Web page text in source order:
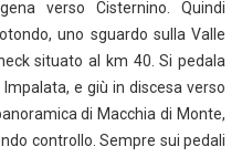
verso Cisternino. Quindi
uno sguardo sulla Valle
situato al km 40. Si pedala
e giù in discesa verso
di Macchia di Monte,
controllo. Sempre sui pedali